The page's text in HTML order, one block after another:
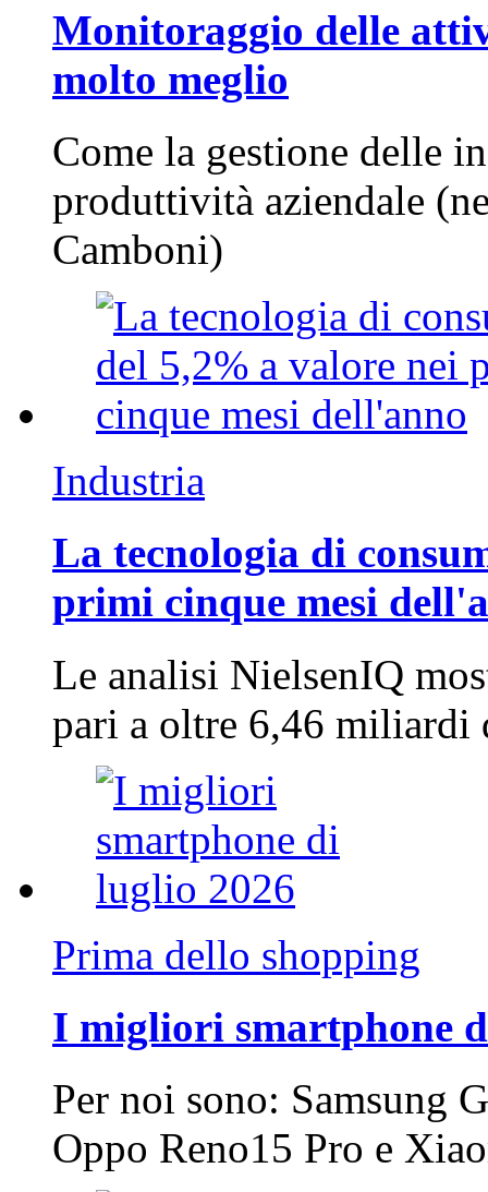
Monitoraggio delle
molto meglio
Come la gestione delle
produttività aziendale
Camboni)
Industria
La tecnologia di
primi cinque mesi
Le analisi NielsenIQ
pari a oltre 6,46
Prima dello shopping
I migliori smartphone
Per noi sono: Samsung
Oppo Reno15 Pro e